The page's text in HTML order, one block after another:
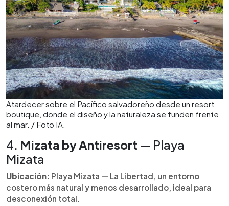
Atardecer sobre el Pacífico salvadoreño desde un resort
boutique, donde el diseño y la naturaleza se funden frente
al mar. / Foto IA.
4. Mizata by Antiresort — Playa
Mizata
Ubicación: Playa Mizata — La Libertad, un entorno
costero más natural y menos desarrollado, ideal para
desconexión total.